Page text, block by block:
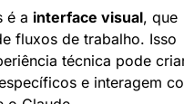
é a interface visual, que
fluxos de trabalho. Isso
técnica pode
e interagem